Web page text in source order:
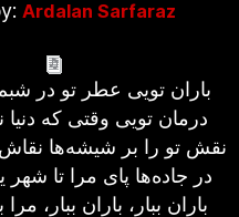
Ardalan Sarfaraz
باران تویی عطر تو در
درمان تویی وقتی که
نقش تو را بر شیشه‌ها
در جاده‌ها پای مرا تا
باران ببار، باران ببار، مرا